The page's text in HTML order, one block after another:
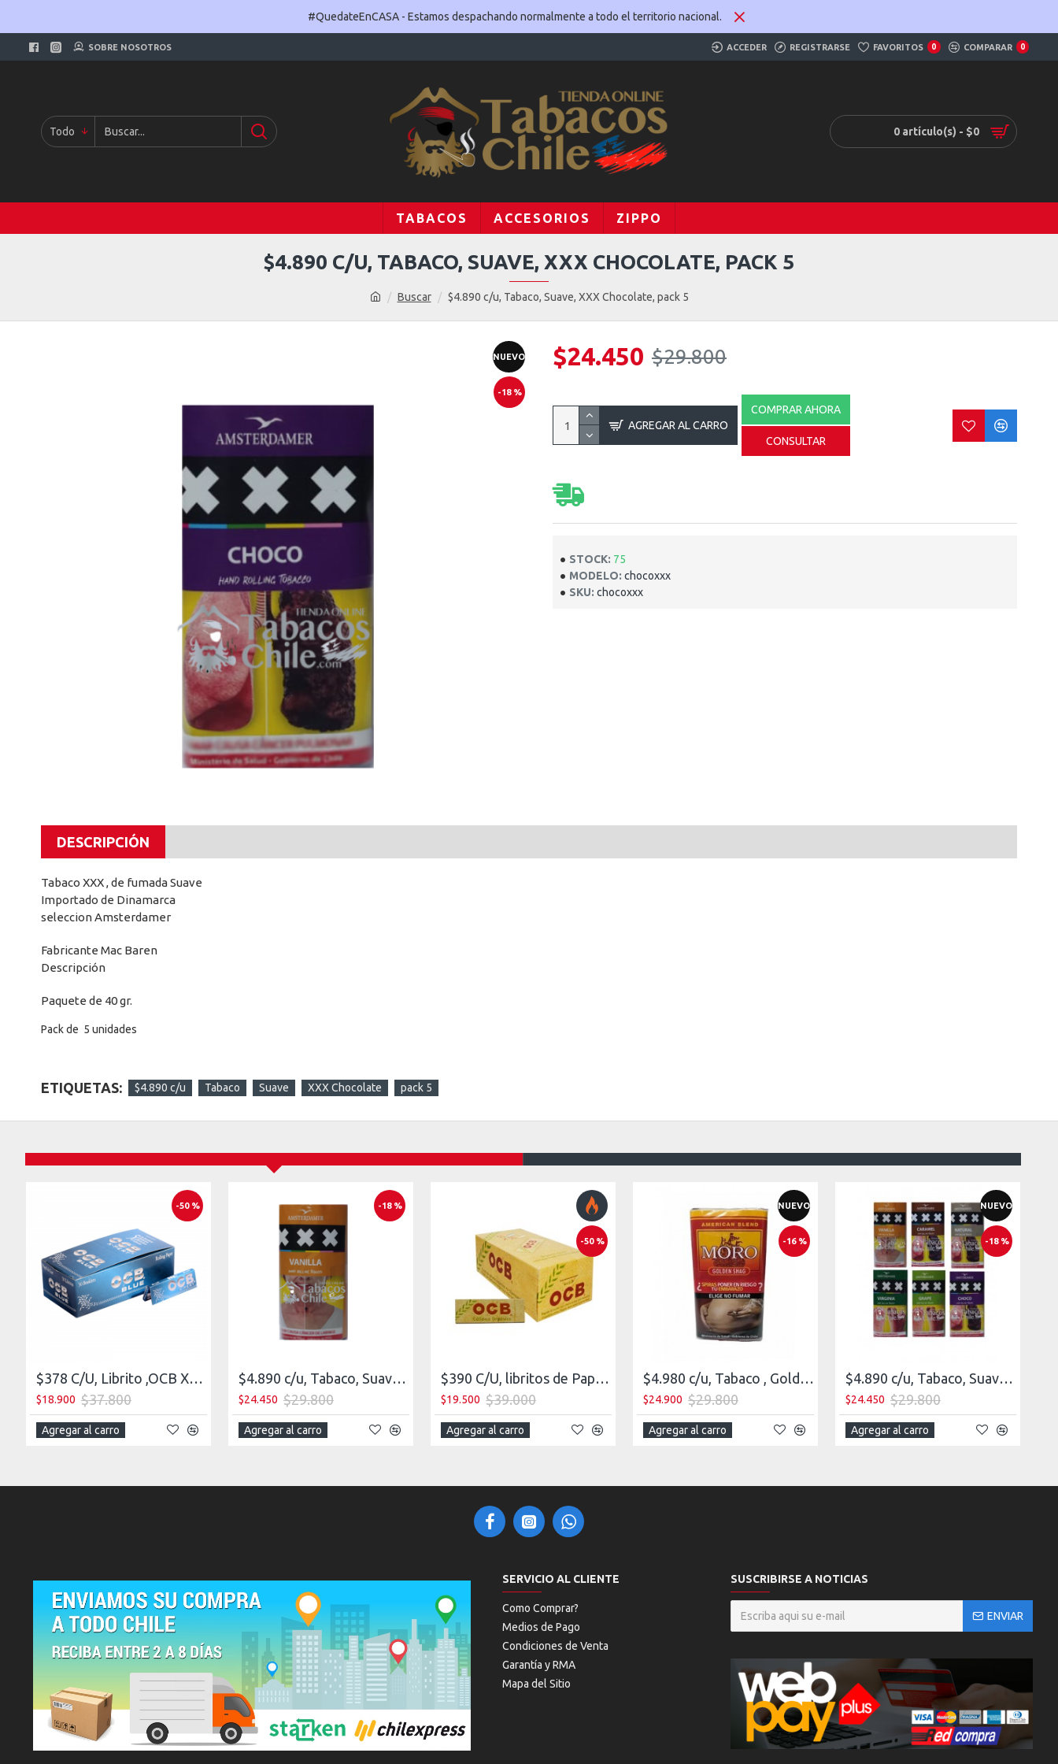
#QuedateEnCASA - Estamos despachando normalmente a todo el territorio nacional.
SOBRE NOSOTROS ACCEDER REGISTRARSE FAVORITOS 0 COMPARAR 0
Todo 0 artículo(s) - $0
TABACOS ACCESORIOS ZIPPO
Buscar $4.890 c/u, Tabaco, Suave, XXX Chocolate, pack 5
$4.890 C/U, TABACO, SUAVE, XXX CHOCOLATE, PACK 5
NUEVO
-18 %
STOCK: 75
MODELO: chocoxxx
SKU: chocoxxx
$24.450 $29.800
AGREGAR AL CARRO
COMPRAR AHORA
CONSULTAR
DESCRIPCIÓN
Tabaco XXX , de fumada Suave
Importado de Dinamarca
seleccion Amsterdamer
Fabricante Mac Baren
Descripción
Paquete de 40 gr.
Pack de 5 unidades
ETIQUETAS: $4.890 c/u Tabaco Suave XXX Chocolate pack 5
-50 %
$378 C/U, Librito ,OCB XPERT 1 (7 mm), venta x caja de 50 libritos
$18.900 $37.800
Agregar al carro
-18 %
$4.890 c/u, Tabaco, Suave, XXX Vainilla, pack 5
$24.450 $29.800
Agregar al carro
-50 %
$390 C/U, libritos de Papel OCB 1 , Cañamo Orgánico, venta x caja de 50 libritos
$19.500 $39.000
Agregar al carro
NUEVO
-16 %
$4.980 c/u, Tabaco , Golden Shag, pack 5
$24.900 $29.800
Agregar al carro
NUEVO
-18 %
$4.890 c/u, Tabaco, Suave, XXX Surtido, pack 5
$24.450 $29.800
Agregar al carro
SERVICIO AL CLIENTE
Como Comprar?
Medios de Pago
Condiciones de Venta
Garantía y RMA
Mapa del Sitio
SUSCRIBIRSE A NOTICIAS
ENVIAR